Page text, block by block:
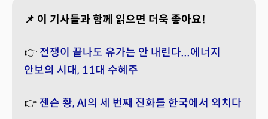
📌 이 기사들과 함께 읽으면 더욱 좋아요!
👉 전쟁이 끝나도 유가는 안 내린다...에너지
안보의 시대, 11대 수혜주
👉 젠슨 황, AI의 세 번째 진화를 한국에서 외치다